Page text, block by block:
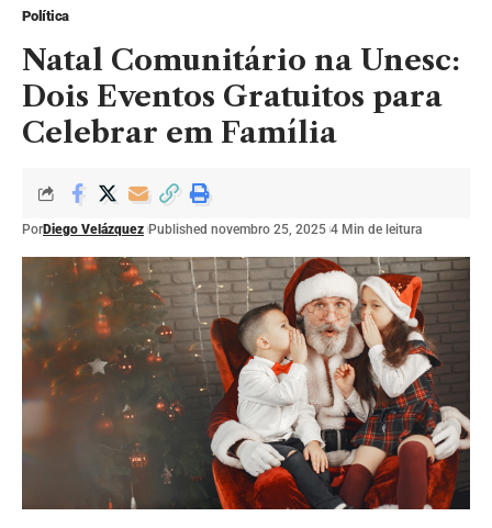
Política
Natal Comunitário na Unesc:
Dois Eventos Gratuitos para
Celebrar em Família
PorDiego Velázquez Published novembro 25, 2025 4 Min de leitura